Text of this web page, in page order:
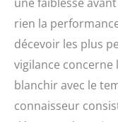
rien la
décevoir les plus
vigilance
blanchir avec le
connaisseur